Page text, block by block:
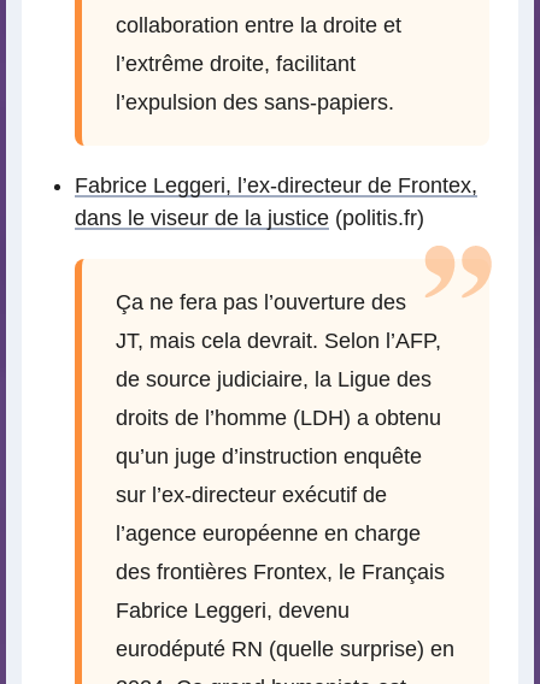
collaboration entre la droite et
l’extrême droite, facilitant
l’expulsion des sans-papiers.
Fabrice Leggeri, l’ex-directeur de Frontex,
dans le viseur de la justice (politis.fr)
Ça ne fera pas l’ouverture des
JT, mais cela devrait. Selon l’AFP,
de source judiciaire, la Ligue des
droits de l’homme (LDH) a obtenu
qu’un juge d’instruction enquête
sur l’ex-directeur exécutif de
l’agence européenne en charge
des frontières Frontex, le Français
Fabrice Leggeri, devenu
eurodéputé RN (quelle surprise) en